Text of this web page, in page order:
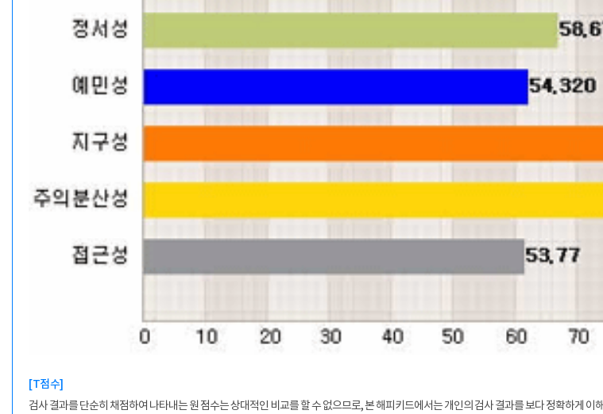
[T점수]
검사 결과를 단순히 채점하여 나타내는 원 점수는 상대적인 비교를 할 수 없으므로, 본 해피키드에서는 개인의 검사 결과를 보다 정확하게